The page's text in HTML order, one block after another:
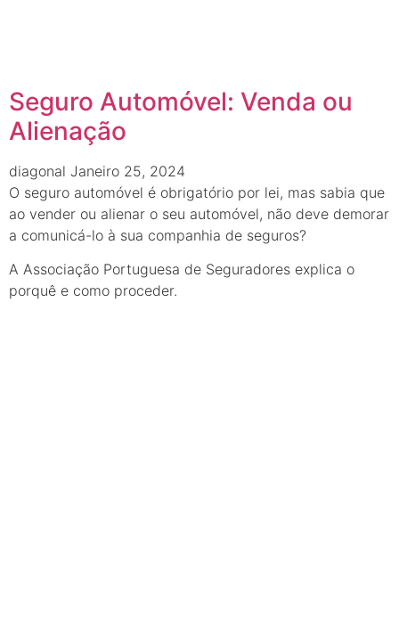
Seguro Automóvel: Venda ou
Alienação
diagonal Janeiro 25, 2024
O seguro automóvel é obrigatório por lei, mas sabia que
ao vender ou alienar o seu automóvel, não deve demorar
a comunicá-lo à sua companhia de seguros?
A Associação Portuguesa de Seguradores explica o
porquê e como proceder.